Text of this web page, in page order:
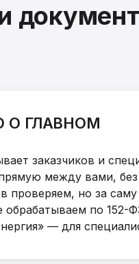
О ГЛАВНОМ
заказчиков и
между вами, без
проверяем, но за саму
обрабатываем по 152-
— для